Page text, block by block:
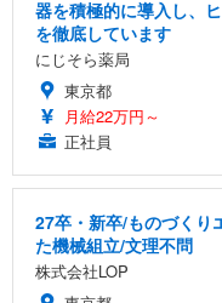
器を積極的に導入し、
を徹底しています
にじそら薬局
東京都
月給22万円～
正社員
27卒・新卒/ものづくり
た機械組立/文理不問
株式会社LOP